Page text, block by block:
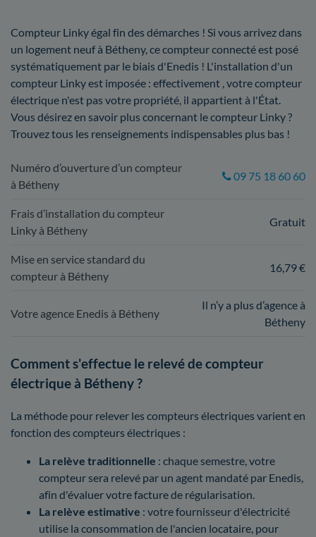
Compteur Linky égal fin des démarches ! Si vous arrivez dans
un logement neuf à Bétheny, ce compteur connecté est posé
systématiquement par le biais d'Enedis ! L'installation d'un
compteur Linky est imposée : effectivement , votre compteur
électrique n'est pas votre propriété, il appartient à l'État.
Vous désirez en savoir plus concernant le compteur Linky ?
Trouvez tous les renseignements indispensables plus bas !
Numéro d’ouverture d’un compteur
à Bétheny
09 75 18 60 60
Frais d’installation du compteur
Linky à Bétheny
Gratuit
Mise en service standard du
compteur à Bétheny
16,79 €
Votre agence Enedis à Bétheny
Il n’y a plus d’agence à
Bétheny
Comment s'effectue le relevé de compteur
électrique à Bétheny ?
La méthode pour relever les compteurs électriques varient en
fonction des compteurs électriques :
La relève traditionnelle : chaque semestre, votre
compteur sera relevé par un agent mandaté par Enedis,
afin d'évaluer votre facture de régularisation.
La relève estimative : votre fournisseur d'électricité
utilise la consommation de l'ancien locataire, pour